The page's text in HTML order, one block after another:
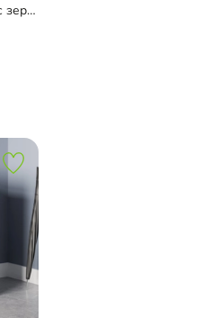
Распашной шкаф Эстенсон с зеркалом